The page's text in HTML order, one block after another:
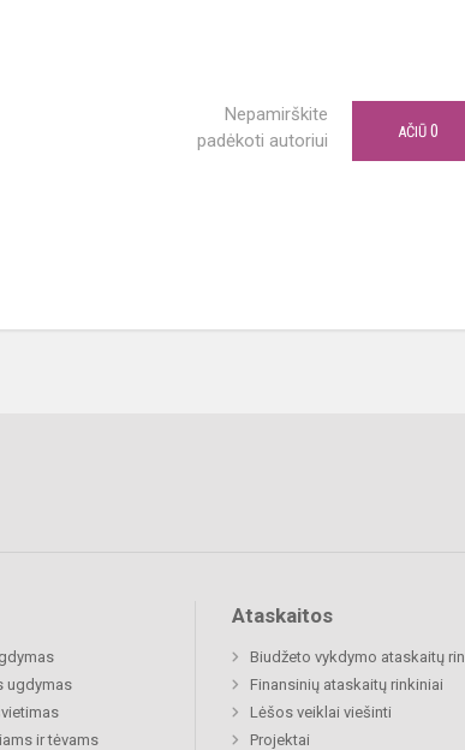
Nepamirškite
padėkoti autoriui
AČIŪ 0
ugdymas
ir tėvams
Ataskaitos
Biudžeto vykdymo ataskaitų
Finansinių ataskaitų rinkiniai
Lėšos veiklai viešinti
Projektai